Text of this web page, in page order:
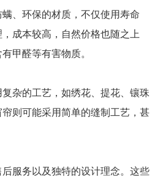
、环保的材质，不仅使用寿命
成本较高，自然价格也随之上
甲醛等有害物质。
杂的工艺，如绣花、提花、镶珠
则可能采用简单的缝制工艺，甚
服务以及独特的设计理念。这些